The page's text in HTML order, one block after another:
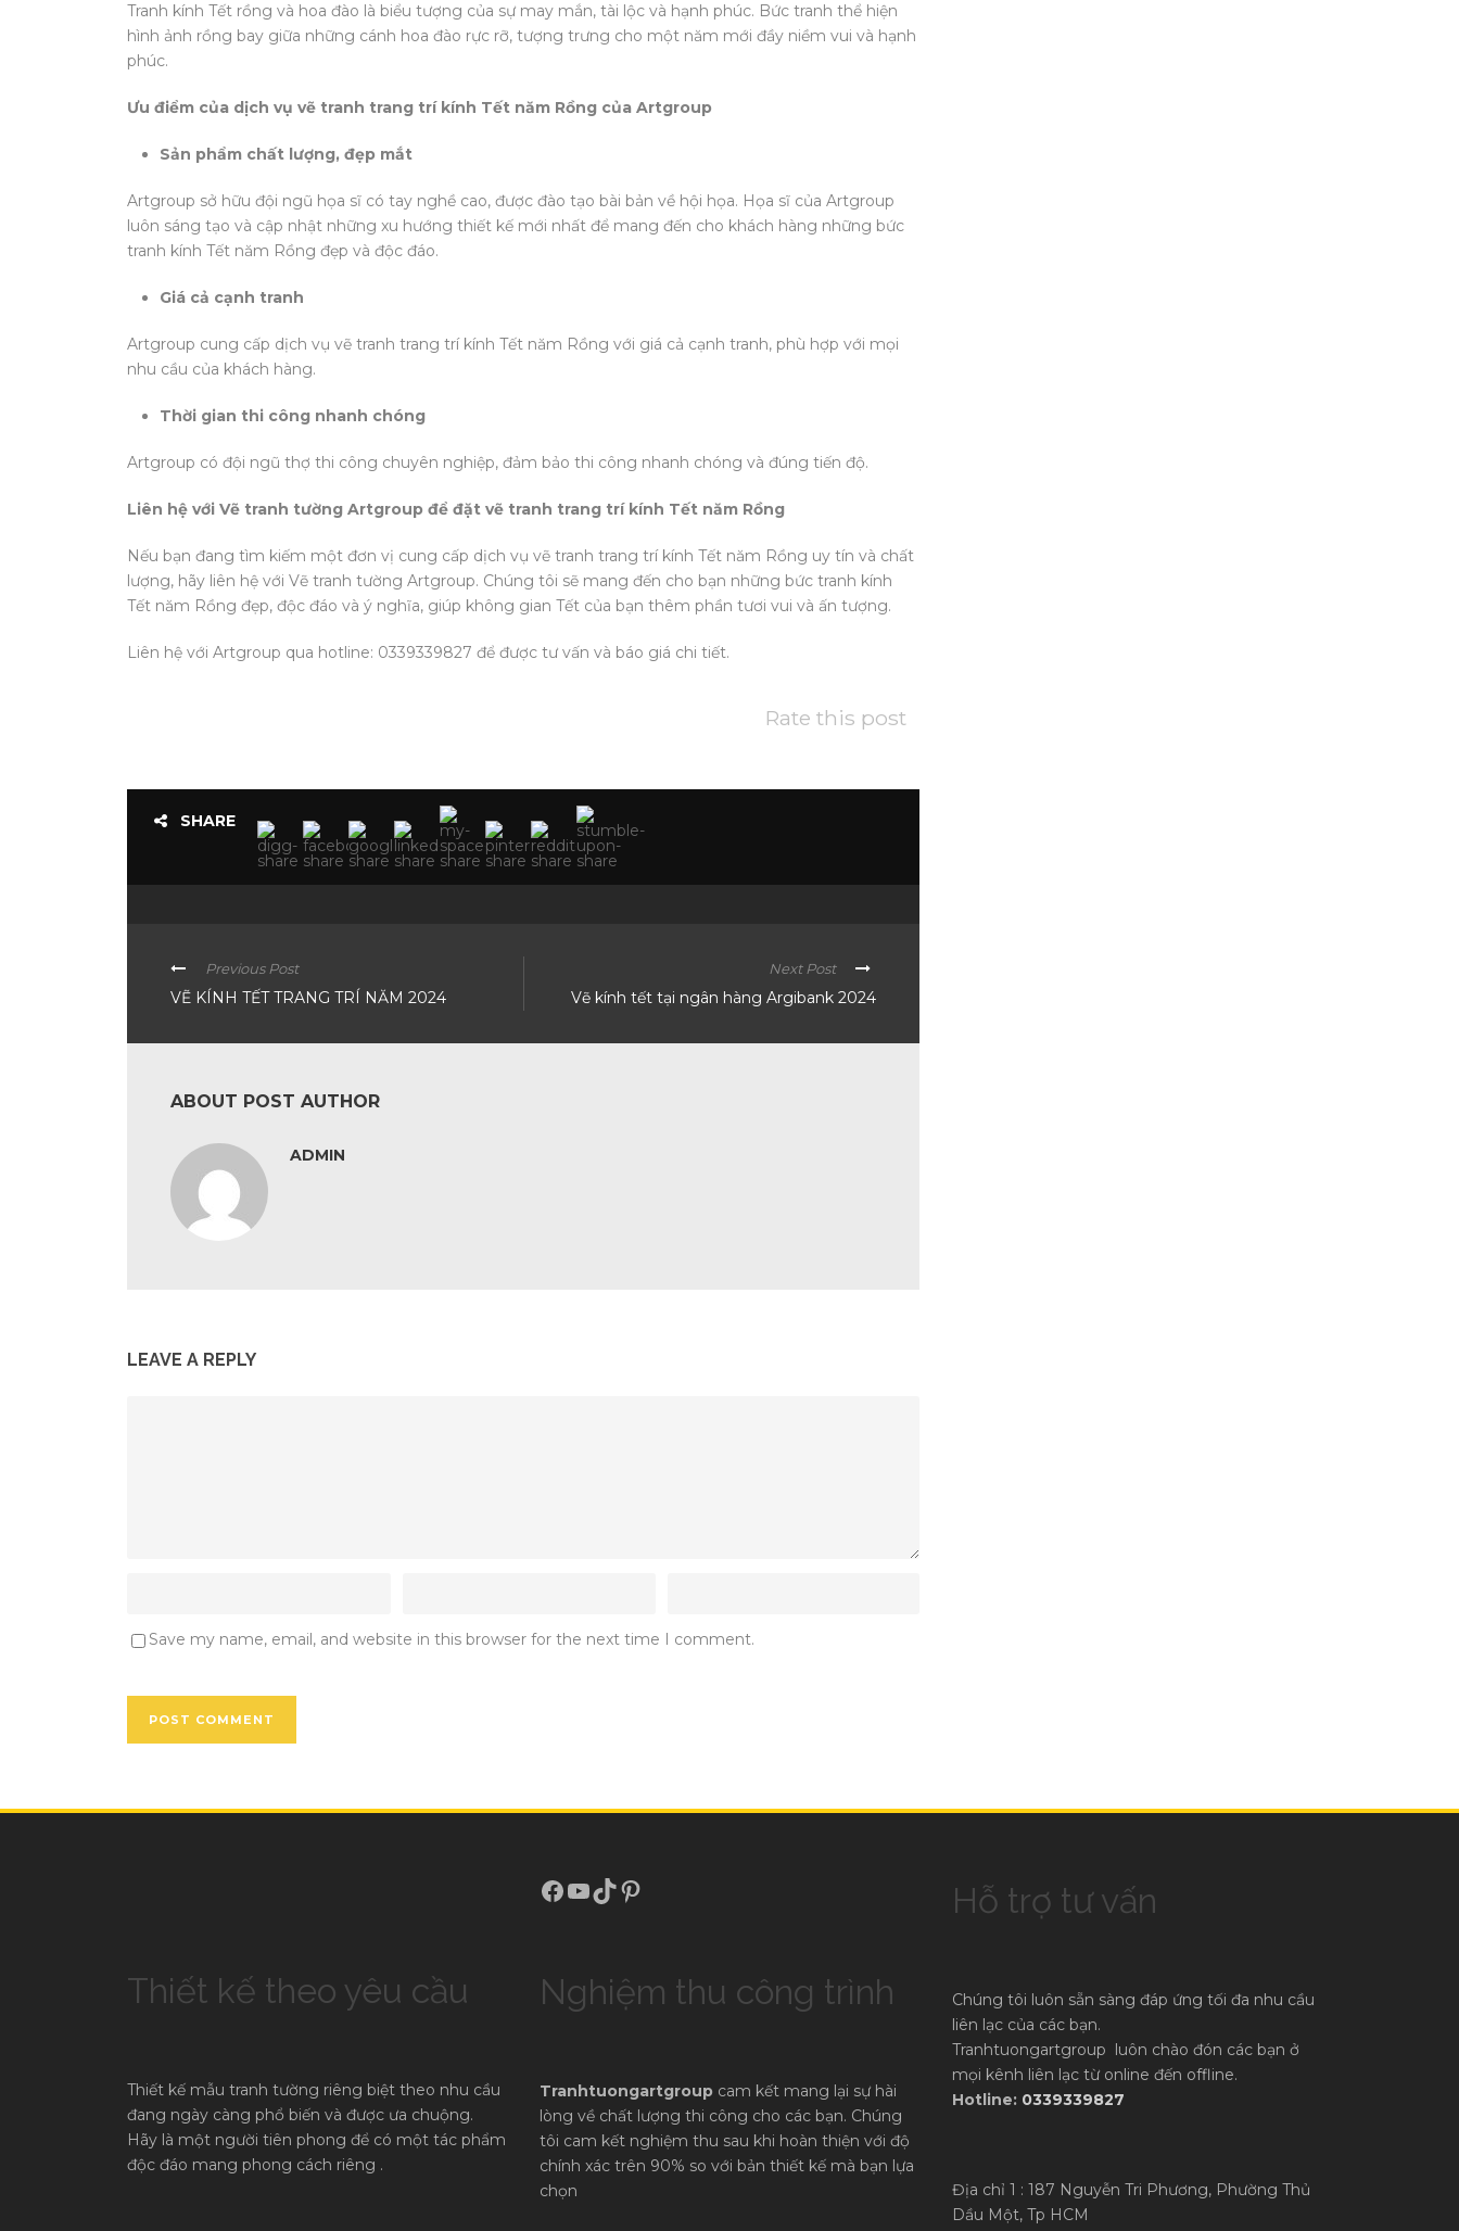
Tranh kính Tết rồng và hoa đào là biểu tượng của sự may mắn, tài lộc và hạnh phúc. Bức tranh thể hiện
hình ảnh rồng bay giữa những cánh hoa đào rực rỡ, tượng trưng cho một năm mới đầy niềm vui và hạnh
phúc.
Ưu điểm của dịch vụ vẽ tranh trang trí kính Tết năm Rồng của Artgroup
Sản phẩm chất lượng, đẹp mắt
Artgroup sở hữu đội ngũ họa sĩ có tay nghề cao, được đào tạo bài bản về hội họa. Họa sĩ của Artgroup
luôn sáng tạo và cập nhật những xu hướng thiết kế mới nhất để mang đến cho khách hàng những bức
tranh kính Tết năm Rồng đẹp và độc đáo.
Giá cả cạnh tranh
Artgroup cung cấp dịch vụ vẽ tranh trang trí kính Tết năm Rồng với giá cả cạnh tranh, phù hợp với mọi
nhu cầu của khách hàng.
Thời gian thi công nhanh chóng
Artgroup có đội ngũ thợ thi công chuyên nghiệp, đảm bảo thi công nhanh chóng và đúng tiến độ.
Liên hệ với Vẽ tranh tường Artgroup để đặt vẽ tranh trang trí kính Tết năm Rồng
Nếu bạn đang tìm kiếm một đơn vị cung cấp dịch vụ vẽ tranh trang trí kính Tết năm Rồng uy tín và chất
lượng, hãy liên hệ với Vẽ tranh tường Artgroup. Chúng tôi sẽ mang đến cho bạn những bức tranh kính
Tết năm Rồng đẹp, độc đáo và ý nghĩa, giúp không gian Tết của bạn thêm phần tươi vui và ấn tượng.
Liên hệ với Artgroup qua hotline: 0339339827 để được tư vấn và báo giá chi tiết.
Rate this post
SHARE
Previous Post
VẼ KÍNH TẾT TRANG TRÍ NĂM 2024
Next Post
Vẽ kính tết tại ngân hàng Argibank 2024
ABOUT POST AUTHOR
ADMIN
LEAVE A REPLY
Save my name, email, and website in this browser for the next time I comment.
Thiết kế theo yêu cầu
Thiết kế mẫu tranh tường riêng biệt theo nhu cầu
đang ngày càng phổ biến và được ưa chuộng.
Hãy là một người tiên phong để có một tác phẩm
độc đáo mang phong cách riêng .
Facebook
Youtube
TikTok
Pinterest
Nghiệm thu công trình
Tranhtuongartgroup cam kết mang lại sự hài
lòng về chất lượng thi công cho các bạn. Chúng
tôi cam kết nghiệm thu sau khi hoàn thiện với độ
chính xác trên 90% so với bản thiết kế mà bạn lựa
chọn
Hỗ trợ tư vấn
Chúng tôi luôn sẵn sàng đáp ứng tối đa nhu cầu
liên lạc của các bạn.
Tranhtuongartgroup luôn chào đón các bạn ở
mọi kênh liên lạc từ online đến offline.
Hotline: 0339339827
Địa chỉ 1 : 187 Nguyễn Tri Phương, Phường Thủ
Dầu Một, Tp HCM